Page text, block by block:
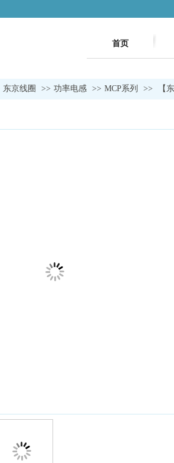
首页
东京线圈 >> 功率电感 >> MCP系列 >> 【